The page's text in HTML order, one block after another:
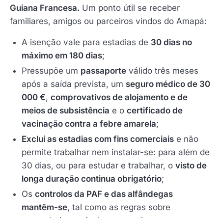
Guiana Francesa. Um ponto útil se receber
familiares, amigos ou parceiros vindos do Amapá:
A isenção vale para estadias de 30 dias no
máximo em 180 dias;
Pressupõe um passaporte válido três meses
após a saída prevista, um seguro médico de 30
000 €, comprovativos de alojamento e de
meios de subsistência e o certificado de
vacinação contra a febre amarela;
Exclui as estadias com fins comerciais e não
permite trabalhar nem instalar-se: para além de
30 dias, ou para estudar e trabalhar, o visto de
longa duração continua obrigatório;
Os controlos da PAF e das alfândegas
mantêm-se, tal como as regras sobre